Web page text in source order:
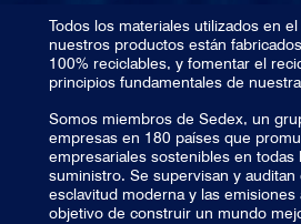
Todos los materiales utilizados en
nuestros productos están
100% reciclables, y fomentar el
principios fundamentales de
Somos miembros de Sedex, un
empresas en 180 países que
empresariales sostenibles en todas
suministro. Se supervisan y
esclavitud moderna y las emisiones
objetivo de construir un mundo